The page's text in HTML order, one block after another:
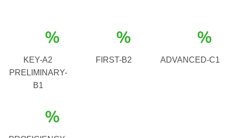
%
KEY-A2
PRELIMINARY-
B1
%
FIRST-B2
%
ADVANCED-C1
%